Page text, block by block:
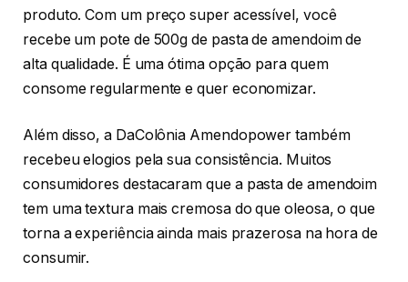
produto. Com um preço super acessível, você
recebe um pote de 500g de pasta de amendoim de
alta qualidade. É uma ótima opção para quem
consome regularmente e quer economizar.
Além disso, a DaColônia Amendopower também
recebeu elogios pela sua consistência. Muitos
consumidores destacaram que a pasta de amendoim
tem uma textura mais cremosa do que oleosa, o que
torna a experiência ainda mais prazerosa na hora de
consumir.